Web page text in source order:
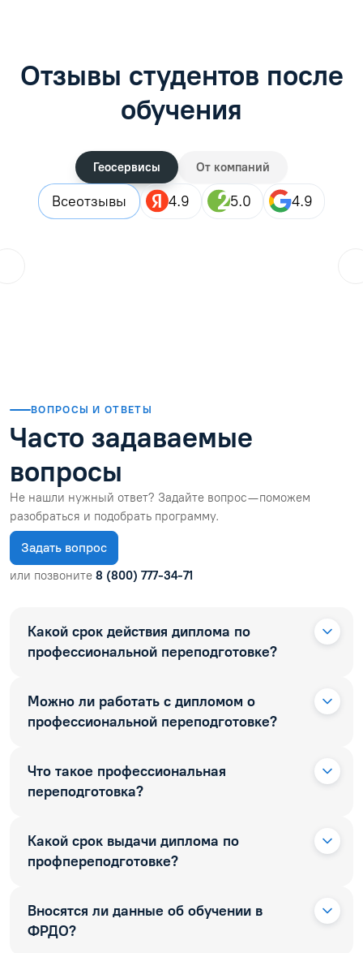
Отзывы студентов после
обучения
Геосервисы От компаний
Всеотзывы 4.9 5.0 4.9
ВОПРОСЫ И ОТВЕТЫ
Часто задаваемые
вопросы
Не нашли нужный ответ? Задайте вопрос — поможем
разобраться и подобрать программу.
Задать вопрос
или позвоните 8 (800) 777-34-71
Какой срок действия диплома по
профессиональной переподготовке?
Можно ли работать с дипломом о
профессиональной переподготовке?
Что такое профессиональная
переподготовка?
Какой срок выдачи диплома по
профпереподготовке?
Вносятся ли данные об обучении в
ФРДО?